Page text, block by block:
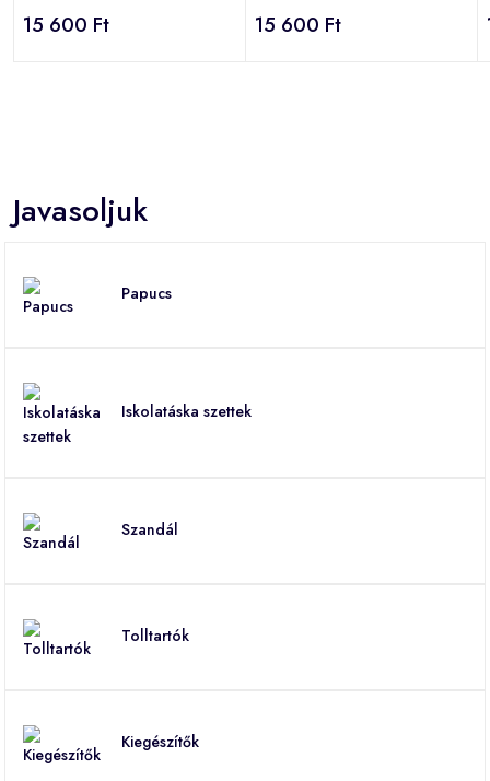
15 600 Ft 15 600 Ft
Javasoljuk
Papucs
Iskolatáska szettek
Szandál
Tolltartók
Kiegészítők